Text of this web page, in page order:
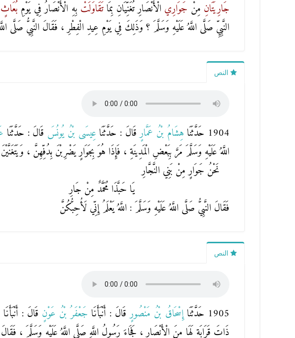
جَارِيَتَانِ مِنْ جَوَارِي الْأَنْصَارِ تُغَنِّيَانِ بِمَاتَقَاوَلَتْ بِهِ الْأَنْصَارُ فِي يَوْمِ بُعَاثٍ
النَّبِيِّ صَلَّى اللَّهُ عَلَيْهِ وَسَلَّمَ ؟ وَذَلِكَ فِي يَوْمِ عِيدِ الْفِطْرِ ، فَقَالَ النَّبِيُّ صَلَّى
النص
1904 حَدَّثَنَا هِشَامُ بْنُ عَمَّارٍقَالَ : حَدَّثَنَا عِيسَى بْنُ يُونُسَ قَالَ : حَدَّثَنَا
اللَّهُ عَلَيْهِ وَسَلَّمَ مَرَّ بِبَعْضِ الْمَدِينَةِ ، فَإِذَا هُوَ بِجَوَارٍ يَضْرِبْنَ بِدُفِّهِنَّ ،
نَحْنُ جَوَارٍ مِنْ بَنِي النَّجَّارِ
يَا حَبَّذَا مُحَمَّدٌ مِنْ جَارِ
فَقَالَ النَّبِيُّ صَلَّى اللَّهُ عَلَيْهِ وَسَلَّمَ : اللَّهُ يَعْلَمُ إِنِّي لَأُحِبُّكُنَّ
النص
1905 حَدَّثَنَا إِسْحَاقُ بْنُ مَنْصُورٍقَالَ : أَنْبَأَنَا جَعْفَرُ بْنُ عَوْنٍ قَالَ : أَنْبَأَنَا
ذَاتَ قَرَابَةٍ لَهَا مِنَ الْأَنْصَارِ ، فَجَاءَ رَسُولُ اللَّهِ صَلَّى اللَّهُ عَلَيْهِ وَسَلَّمَ ،